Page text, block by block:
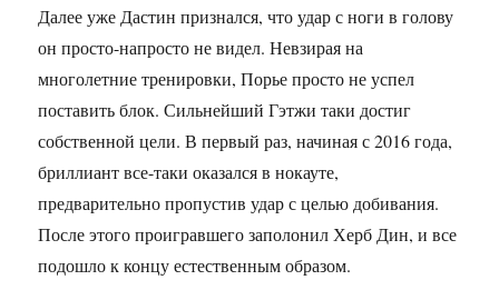
Далее уже Дастин признался, что удар с ноги в голову
он просто-напросто не видел. Невзирая на
многолетние тренировки, Порье просто не успел
поставить блок. Сильнейший Гэтжи таки достиг
собственной цели. В первый раз, начиная с 2016 года,
бриллиант все-таки оказался в нокауте,
предварительно пропустив удар с целью добивания.
После этого проигравшего заполонил Херб Дин, и все
подошло к концу естественным образом.